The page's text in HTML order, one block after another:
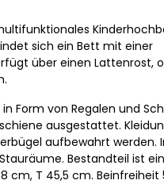
sich ein Bett mit einer
über einen Lattenrost,
Form von Regalen und
ausgestattet.
aufbewahrt werden.
Bestandteil ist ein
cm, T 45,5 cm. Beinfreiheit